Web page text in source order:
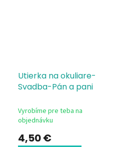
Utierka na okuliare-
Svadba-Pán a pani
Vyrobíme pre teba na
objednávku
4,50 €